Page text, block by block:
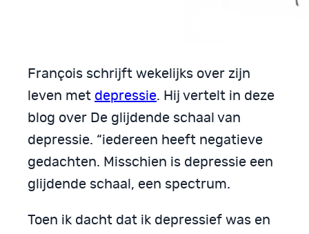
François schrijft wekelijks over zijn
leven met depressie. Hij vertelt in deze
blog over De glijdende schaal van
depressie. “iedereen heeft negatieve
gedachten. Misschien is depressie een
glijdende schaal, een spectrum.
Toen ik dacht dat ik depressief was en